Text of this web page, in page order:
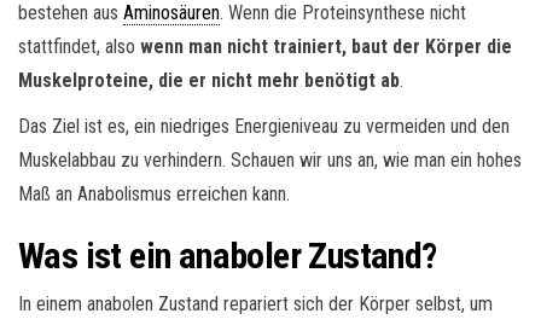
bestehen aus Aminosäuren. Wenn die Proteinsynthese nicht
stattfindet, also wenn man nicht trainiert, baut der Körper die
Muskelproteine, die er nicht mehr benötigt ab.
Das Ziel ist es, ein niedriges Energieniveau zu vermeiden und den
Muskelabbau zu verhindern. Schauen wir uns an, wie man ein hohes
Maß an Anabolismus erreichen kann.
Was ist ein anaboler Zustand?
In einem anabolen Zustand repariert sich der Körper selbst, um